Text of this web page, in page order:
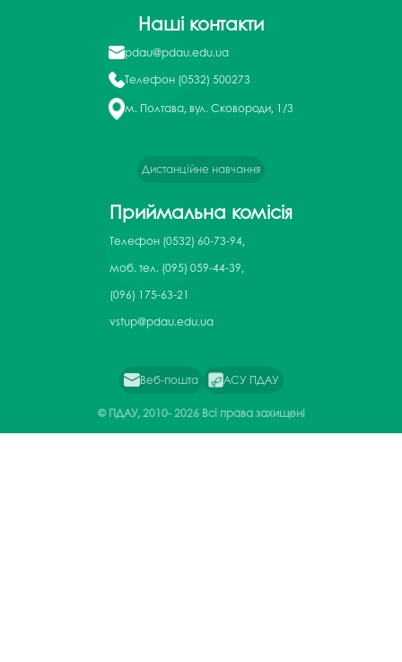
Наші контакти
pdau@pdau.edu.ua
Телефон (0532) 500273
м. Полтава, вул. Сковороди, 1/3
Дистанційне навчання
Приймальна комісія
Телефон (0532) 60-73-94,
моб. тел. (095) 059-44-39,
(096) 175-63-21
vstup@pdau.edu.ua
Веб-пошта АСУ ПДАУ
© ПДАУ, 2010-2026 Всі права захищені